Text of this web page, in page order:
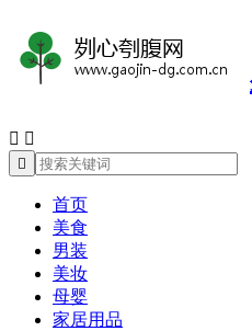
 

首页
美食
男装
美妆
母婴
家居用品